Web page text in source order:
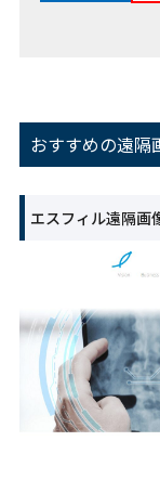
おすすめの遠隔
エスフィル遠隔画